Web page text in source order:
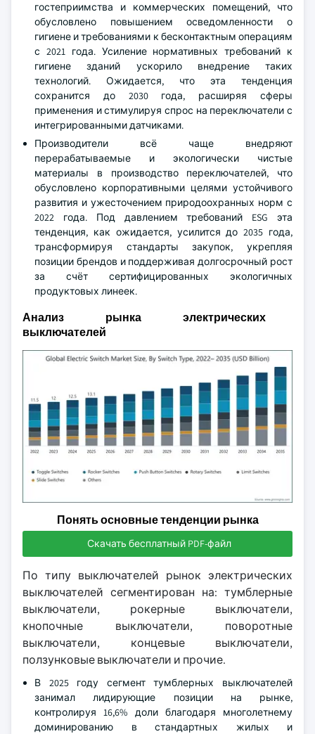
гостеприимства и коммерческих помещений, что
обусловлено повышением осведомленности о
гигиене и требованиями к бесконтактным операциям
с 2021 года. Усиление нормативных требований к
гигиене зданий ускорило внедрение таких
технологий. Ожидается, что эта тенденция
сохранится до 2030 года, расширяя сферы
применения и стимулируя спрос на переключатели с
интегрированными датчиками.
Производители всё чаще внедряют
перерабатываемые и экологически чистые
материалы в производство переключателей, что
обусловлено корпоративными целями устойчивого
развития и ужесточением природоохранных норм с
2022 года. Под давлением требований ESG эта
тенденция, как ожидается, усилится до 2035 года,
трансформируя стандарты закупок, укрепляя
позиции брендов и поддерживая долгосрочный рост
за счёт сертифицированных экологичных
продуктовых линеек.
Анализ рынка электрических
выключателей
Понять основные тенденции рынка
Скачать бесплатный PDF-файл
По типу выключателей рынок электрических
выключателей сегментирован на: тумблерные
выключатели, рокерные выключатели,
кнопочные выключатели, поворотные
выключатели, концевые выключатели,
ползунковые выключатели и прочие.
В 2025 году сегмент тумблерных выключателей
занимал лидирующие позиции на рынке,
контролируя 16,6% доли благодаря многолетнему
доминированию в стандартных жилых и